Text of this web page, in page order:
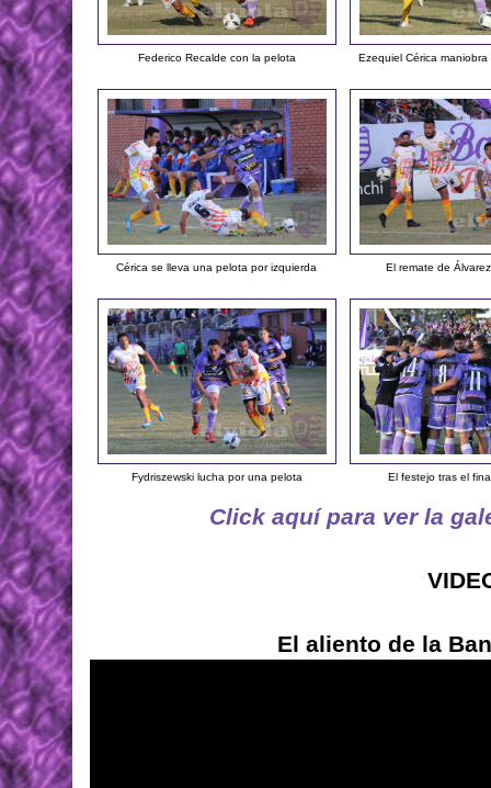
Federico Recalde con la pelota Ezequiel Cérica
Cérica se lleva una pelota por izquierda El remate de
Fydriszewski lucha por una pelota El festejo tras el
Click aquí para ver la
El aliento de la